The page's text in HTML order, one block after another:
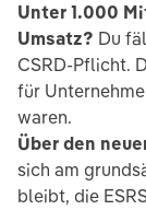
Unter 1.000
Umsatz? Du
CSRD-Pflicht.
für
waren.
Über den
sich am
bleibt, die